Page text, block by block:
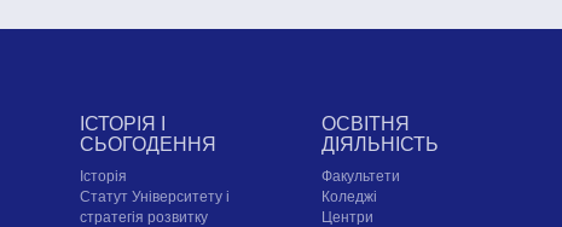
ІСТОРІЯ І
СЬОГОДЕННЯ
Історія
Статут Університету і
стратегія розвитку
ОСВІТНЯ
ДІЯЛЬНІСТЬ
Факультети
Коледжі
Центри